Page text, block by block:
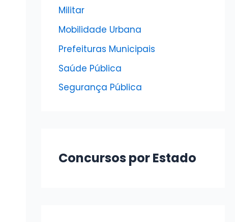
Militar
Mobilidade Urbana
Prefeituras Municipais
Saúde Pública
Segurança Pública
Concursos por Estado